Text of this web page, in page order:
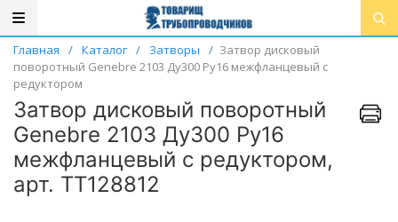
Главная / Каталог / Затворы / Затвор дисковый
поворотный Genebre 2103 Ду300 Ру16 межфланцевый с
редуктором
Затвор дисковый поворотный
Genebre 2103 Ду300 Ру16
межфланцевый с редуктором,
арт. ТТ128812